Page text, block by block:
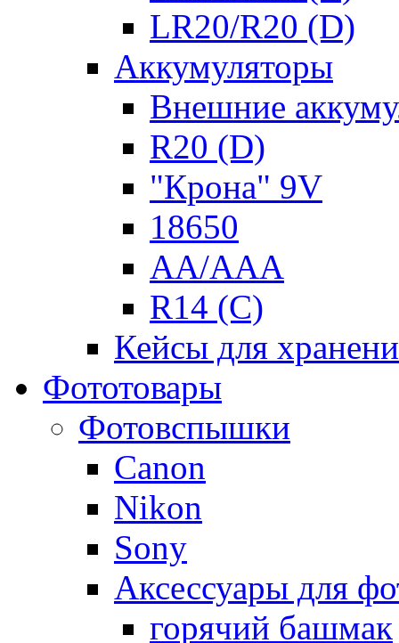
LR20/R20 (D)
Аккумуляторы
Внешние
R20 (D)
"Крона" 9V
18650
AA/AAA
R14 (C)
Кейсы для
Фототовары
Фотовспышки
Canon
Nikon
Sony
Аксессуары для
горячий башмак